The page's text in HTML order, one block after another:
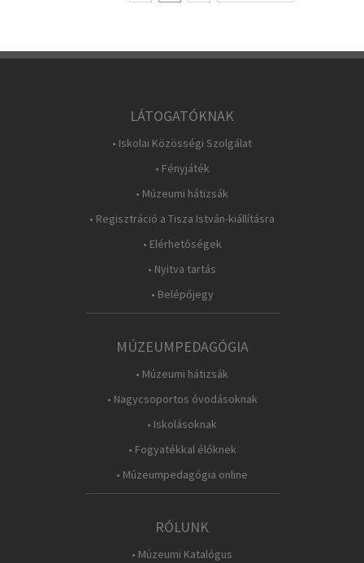
LÁTOGATÓKNAK
• Iskolai Közösségi Szolgálat
• Fényjáték
• Múzeumi hátizsák
• Regisztráció a Tisza István-kiállításra
• Elérhetőségek
• Nyitva tartás
• Belépőjegy
MÚZEUMPEDAGÓGIA
• Múzeumi hátizsák
• Nagycsoportos óvodásoknak
• Iskolásoknak
• Fogyatékkal élőknek
• Múzeumpedagógia online
RÓLUNK
• Múzeumi Katalógus